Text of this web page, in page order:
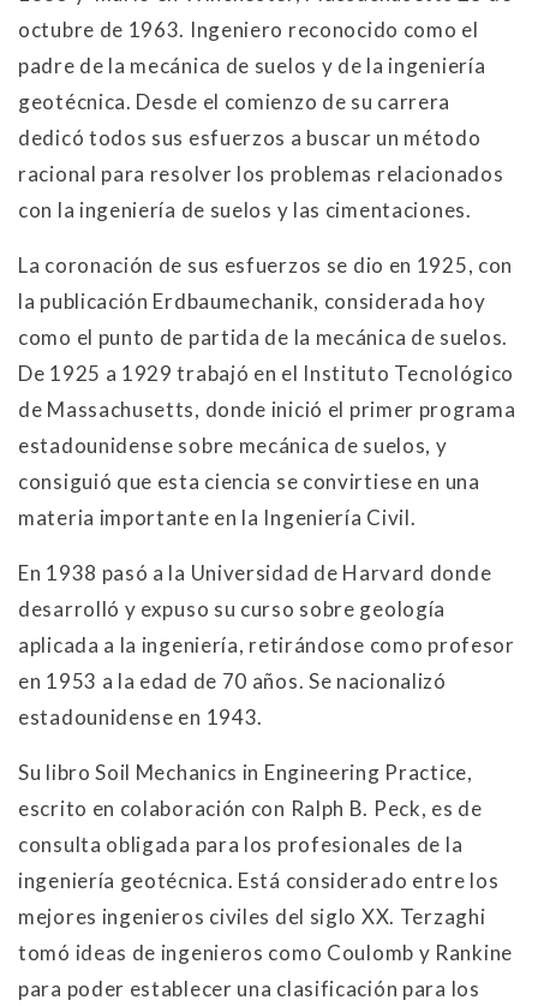
octubre de 1963. Ingeniero reconocido como el
padre de la mecánica de suelos y de la ingeniería
geotécnica. Desde el comienzo de su carrera
dedicó todos sus esfuerzos a buscar un método
racional para resolver los problemas relacionados
con la ingeniería de suelos y las cimentaciones.
La coronación de sus esfuerzos se dio en 1925, con
la publicación Erdbaumechanik, considerada hoy
como el punto de partida de la mecánica de suelos.
De 1925 a 1929 trabajó en el Instituto Tecnológico
de Massachusetts, donde inició el primer programa
estadounidense sobre mecánica de suelos, y
consiguió que esta ciencia se convirtiese en una
materia importante en la Ingeniería Civil.
En 1938 pasó a la Universidad de Harvard donde
desarrolló y expuso su curso sobre geología
aplicada a la ingeniería, retirándose como profesor
en 1953 a la edad de 70 años. Se nacionalizó
estadounidense en 1943.
Su libro Soil Mechanics in Engineering Practice,
escrito en colaboración con Ralph B. Peck, es de
consulta obligada para los profesionales de la
ingeniería geotécnica. Está considerado entre los
mejores ingenieros civiles del siglo XX. Terzaghi
tomó ideas de ingenieros como Coulomb y Rankine
para poder establecer una clasificación para los